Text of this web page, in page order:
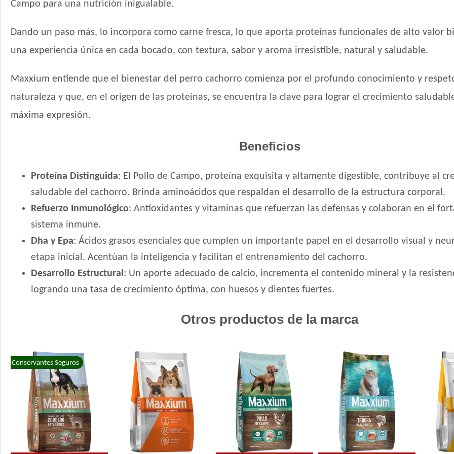
MisterPet Perro Cachorro
Natural Meat Perro Cachorro
Nature Perro Cachorro Pequeño y
Nutrique Mother & Baby Dog
Nutrique Toy & Mini Puppy
Odwalla Perro Cachorro
Integral
One Perro Cachorro con Pollo y Carne
Pampa Perro Cachorro
Pro Plan Perro Cachorro Raza Mediana
Pro Plan Perro Cachorro Raza Pequeña
Profesional Vet Premium Perro Cachorro
Profesional Vet Premium Perro Cachorro
Protemix Perro Cachorro
Provet Perro Cachorro Mediano y Grande
Pupy Food Perro Cachorro
Campo para una nutrición inigualable.
Dando un paso más, lo incorpora como carne fresca, lo que aporta proteínas funcionales de alto valor
una experiencia única en cada bocado, con textura, sabor y aroma irresistible, natural y saludable.
Maxxium entiende que el bienestar del perro cachorro comienza por el profundo conocimiento y
naturaleza y que, en el origen de las proteínas, se encuentra la clave para lograr el crecimiento
máxima expresión.
Beneficios
Proteína Distinguida: El Pollo de Campo, proteína exquisita y altamente digestible, contribuye al
saludable del cachorro. Brinda aminoácidos que respaldan el desarrollo de la estructura corporal.
Refuerzo Inmunológico: Antioxidantes y vitaminas que refuerzan las defensas y colaboran en el
sistema inmune.
Dha y Epa: Ácidos grasos esenciales que cumplen un importante papel en el desarrollo visual y
etapa inicial. Acentúan la inteligencia y facilitan el entrenamiento del cachorro.
Desarrollo Estructural: Un aporte adecuado de calcio, incrementa el contenido mineral y la
logrando una tasa de crecimiento óptima, con huesos y dientes fuertes.
Otros productos de la marca
Conservantes Seguros